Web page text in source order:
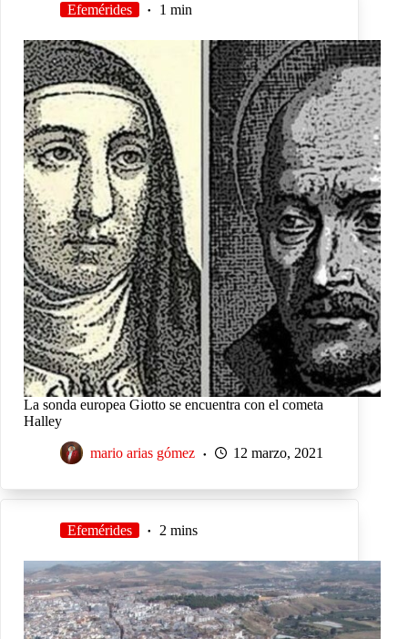
Efemérides 1 min
La sonda europea Giotto se encuentra con el cometa
Halley
mario arias gómez 12 marzo, 2021
Efemérides 2 mins